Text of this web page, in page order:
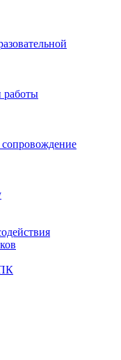
работы
сопровождение